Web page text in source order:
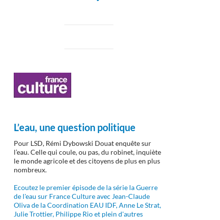
L’eau, une question politique
Pour LSD, Rémi Dybowski Douat enquête sur
l’eau. Celle qui coule, ou pas, du robinet, inquiète
le monde agricole et des citoyens de plus en plus
nombreux.
Ecoutez le premier épisode de la série la Guerre
de l'eau sur France Culture avec Jean-Claude
Oliva de la Coordination EAU IDF, Anne Le Strat,
Julie Trottier, Philippe Rio et plein d'autres